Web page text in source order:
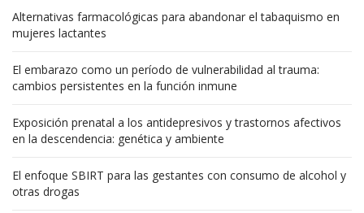
Alternativas farmacológicas para abandonar el tabaquismo en
mujeres lactantes
El embarazo como un período de vulnerabilidad al trauma:
cambios persistentes en la función inmune
Exposición prenatal a los antidepresivos y trastornos afectivos
en la descendencia: genética y ambiente
El enfoque SBIRT para las gestantes con consumo de alcohol y
otras drogas